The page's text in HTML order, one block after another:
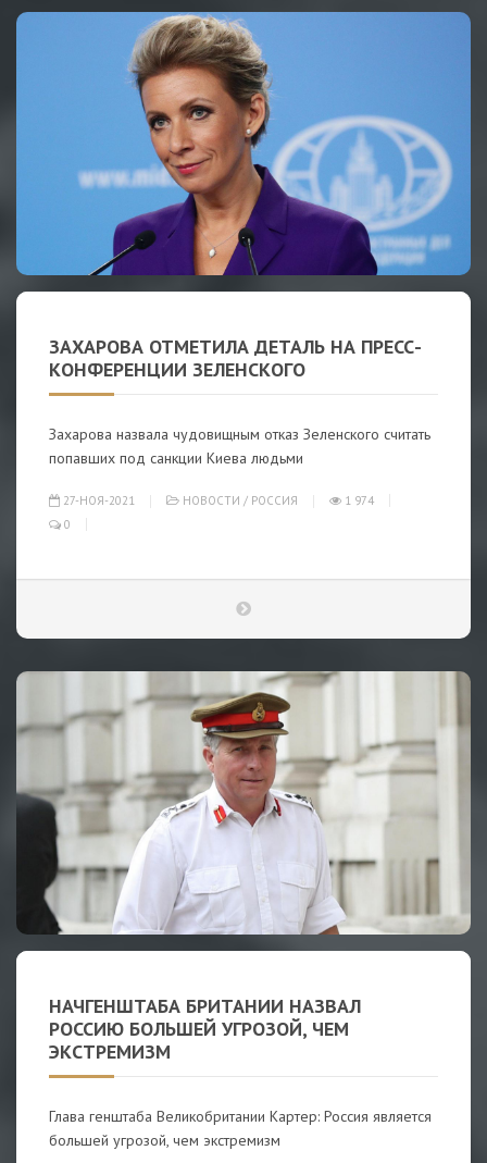
ЗАХАРОВА ОТМЕТИЛА ДЕТАЛЬ НА ПРЕСС-
КОНФЕРЕНЦИИ ЗЕЛЕНСКОГО
Захарова назвала чудовищным отказ Зеленского считать
попавших под санкции Киева людьми
27-НОЯ-2021 НОВОСТИ / РОССИЯ
1 974
0
НАЧГЕНШТАБА БРИТАНИИ НАЗВАЛ
РОССИЮ БОЛЬШЕЙ УГРОЗОЙ, ЧЕМ
ЭКСТРЕМИЗМ
Глава генштаба Великобритании Картер: Россия является
большей угрозой, чем экстремизм